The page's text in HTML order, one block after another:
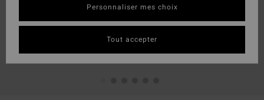
Personnaliser mes choix
Tout accepter